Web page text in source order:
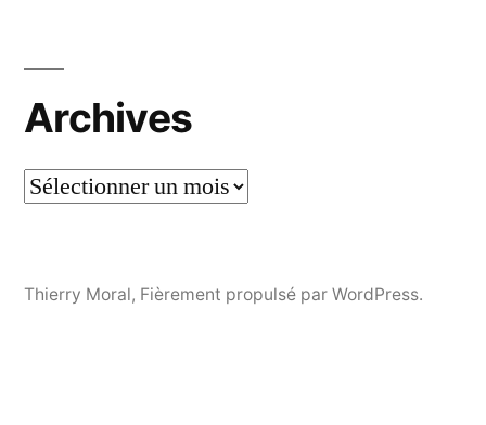
Archives
Thierry Moral, Fièrement propulsé par WordPress.